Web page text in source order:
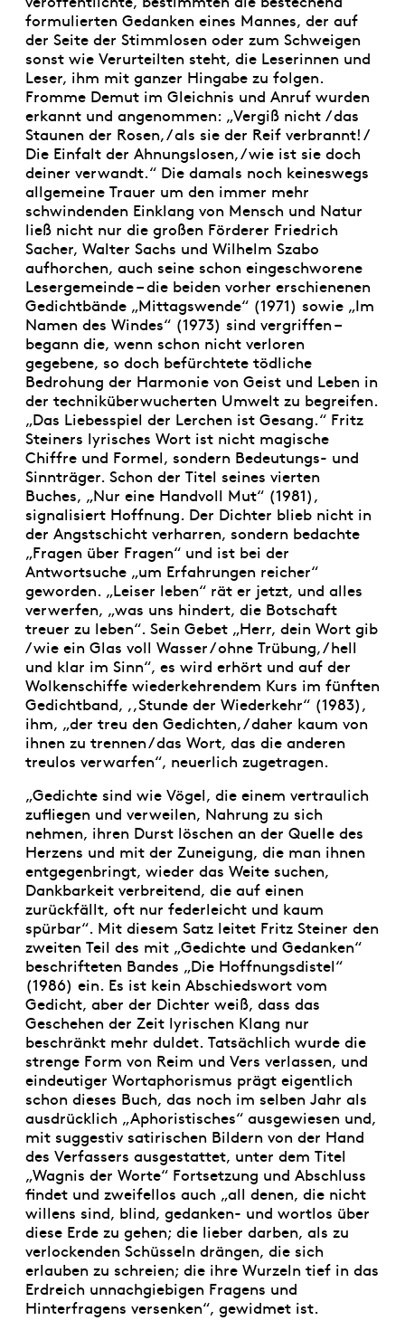
formulierten Gedanken eines Mannes, der auf
der Seite der Stimmlosen oder zum Schweigen
sonst wie Verurteilten steht, die Leserinnen und
Leser, ihm mit ganzer Hingabe zu folgen.
Fromme Demut im Gleichnis und Anruf wurden
erkannt und angenommen: „Vergiß nicht / das
Staunen der Rosen, / als sie der Reif verbrannt! /
Die Einfalt der Ahnungslosen, / wie ist sie doch
deiner verwandt.“ Die damals noch keineswegs
allgemeine Trauer um den immer mehr
schwindenden Einklang von Mensch und Natur
ließ nicht nur die großen Förderer Friedrich
Sacher, Walter Sachs und Wilhelm Szabo
aufhorchen, auch seine schon eingeschworene
Lesergemeinde – die beiden vorher erschienenen
Gedichtbände „Mittagswende“ (1971) sowie „Im
Namen des Windes“ (1973) sind vergriffen –
begann die, wenn schon nicht verloren
gegebene, so doch befürchtete tödliche
Bedrohung der Harmonie von Geist und Leben in
der techniküberwucherten Umwelt zu begreifen.
„Das Liebesspiel der Lerchen ist Gesang.“ Fritz
Steiners lyrisches Wort ist nicht magische
Chiffre und Formel, sondern Bedeutungs- und
Sinnträger. Schon der Titel seines vierten
Buches, „Nur eine Handvoll Mut“ (1981),
signalisiert Hoffnung. Der Dichter blieb nicht in
der Angstschicht verharren, sondern bedachte
„Fragen über Fragen“ und ist bei der
Antwortsuche „um Erfahrungen reicher“
geworden. „Leiser leben“ rät er jetzt, und alles
verwerfen, „was uns hindert, die Botschaft
treuer zu leben“. Sein Gebet „Herr, dein Wort gib
/ wie ein Glas voll Wasser / ohne Trübung, / hell
und klar im Sinn“, es wird erhört und auf der
Wolkenschiffe wiederkehrendem Kurs im fünften
Gedichtband, ,,Stunde der Wiederkehr“ (1983),
ihm, „der treu den Gedichten, / daher kaum von
ihnen zu trennen / das Wort, das die anderen
treulos verwarfen“, neuerlich zugetragen.
„Gedichte sind wie Vögel, die einem vertraulich
zufliegen und verweilen, Nahrung zu sich
nehmen, ihren Durst löschen an der Quelle des
Herzens und mit der Zuneigung, die man ihnen
entgegenbringt, wieder das Weite suchen,
Dankbarkeit verbreitend, die auf einen
zurückfällt, oft nur federleicht und kaum
spürbar“. Mit diesem Satz leitet Fritz Steiner den
zweiten Teil des mit „Gedichte und Gedanken“
beschrifteten Bandes „Die Hoffnungsdistel“
(1986) ein. Es ist kein Abschiedswort vom
Gedicht, aber der Dichter weiß, dass das
Geschehen der Zeit lyrischen Klang nur
beschränkt mehr duldet. Tatsächlich wurde die
strenge Form von Reim und Vers verlassen, und
eindeutiger Wortaphorismus prägt eigentlich
schon dieses Buch, das noch im selben Jahr als
ausdrücklich „Aphoristisches“ ausgewiesen und,
mit suggestiv satirischen Bildern von der Hand
des Verfassers ausgestattet, unter dem Titel
„Wagnis der Worte“ Fortsetzung und Abschluss
findet und zweifellos auch „all denen, die nicht
willens sind, blind, gedanken- und wortlos über
diese Erde zu gehen; die lieber darben, als zu
verlockenden Schüsseln drängen, die sich
erlauben zu schreien; die ihre Wurzeln tief in das
Erdreich unnachgiebigen Fragens und
Hinterfragens versenken“, gewidmet ist.